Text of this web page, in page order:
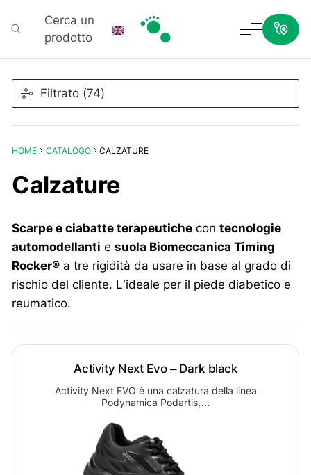
Cerca un
prodotto
HOME CATALOGO CALZATURE
Calzature
Scarpe e ciabatte terapeutiche contecnologie
automodellanti esuola Biomeccanica Timing
Rocker® a tre rigidità da usare in base al grado di
rischio del cliente. L’ideale per il piede diabetico e
reumatico.
Activity Next Evo – Dark black
Activity Next EVO è una calzatura della linea
Podynamica Podartis,…
Filtrato (74)